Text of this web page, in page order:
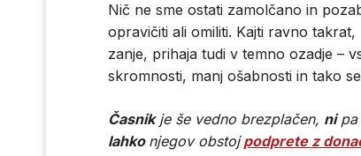
Nič ne sme ostati zamolčano in
opravičiti ali omiliti. Kajti ravno
zanje, prihaja tudi v temno ozadje –
skromnosti, manj ošabnosti in tako
Časnikje še vedno brezplačen, nipa
lahko njegov obstoj podprete z